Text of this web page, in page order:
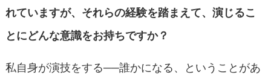
れていますが、それらの経験を踏まえて、演じるこ
とにどんな意識をお持ちですか？
私自身が演技をする──誰かになる、ということがあ